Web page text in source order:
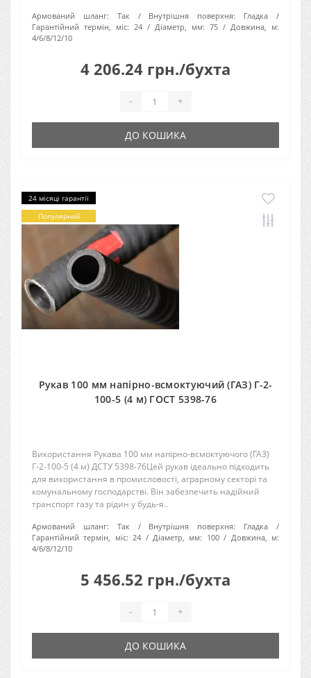
Армований шланг: Так Внутрішня поверхня:
Гладка
Гарантійний термін, міс: 24 Діаметр, мм: 75
Довжина, м:
4/6/8/12/10
4 206.24 грн./бухта
- +
ДО КОШИКА
24 місяці гарантії
Популярний
Рукав 100 мм напірно-всмоктуючий (ГАЗ) Г-2-
100-5 (4 м) ГОСТ 5398-76
Використання Рукава 100 мм напірно-всмоктуючого (ГАЗ)
Г-2-100-5 (4 м) ДСТУ 5398-76Цей рукав ідеально підходить
для використання в промисловості, аграрному секторі та
комунальному господарстві. Він забезпечить надійний
транспорт газу та рідин у будь-я..
Армований шланг: Так Внутрішня поверхня:
Гладка
Гарантійний термін, міс: 24 Діаметр, мм: 100
Довжина, м:
4/6/8/12/10
5 456.52 грн./бухта
- +
ДО КОШИКА